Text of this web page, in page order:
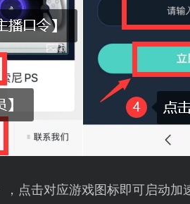
点击对应游戏图标即可启动加